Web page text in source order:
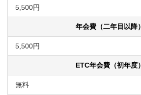
5,500円
年会費（二年目以降）
5,500円
ETC年会費（初年度）
無料